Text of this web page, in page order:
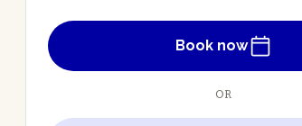
Book now
OR